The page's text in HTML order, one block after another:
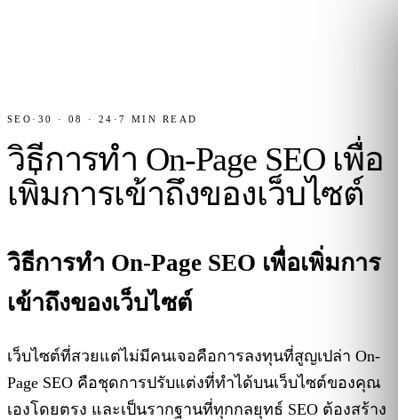
SEO · 30 · 08 · 24 ·7 MIN READ
วิธีการทำ On-Page SEO เพื่อ
เพิ่มการเข้าถึงของเว็บไซต์
วิธีการทำ On-Page SEO เพื่อเพิ่มการ
เข้าถึงของเว็บไซต์
เว็บไซต์ที่สวยแต่ไม่มีคนเจอคือการลงทุนที่สูญเปล่า On-
Page SEO คือชุดการปรับแต่งที่ทำได้บนเว็บไซต์ของคุณ
เองโดยตรง และเป็นรากฐานที่ทุกกลยุทธ์ SEO ต้องสร้าง